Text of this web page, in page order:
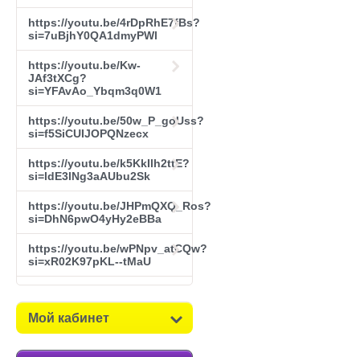
https://youtu.be/4rDpRhE7fBs?
si=7uBjhY0QA1dmyPWl
https://youtu.be/Kw-
JAf3tXCg?
si=YFAvAo_Ybqm3q0W1
https://youtu.be/50w_P_goUss?
si=f5SiCUIJOPQNzecx
https://youtu.be/k5KkIlh2ttE?
si=ldE3lNg3aAUbu2Sk
https://youtu.be/JHPmQXQ_Ros?
si=DhN6pwO4yHy2eBBa
https://youtu.be/wPNpv_atCQw?
si=xR02K97pKL--tMaU
Мой кабинет